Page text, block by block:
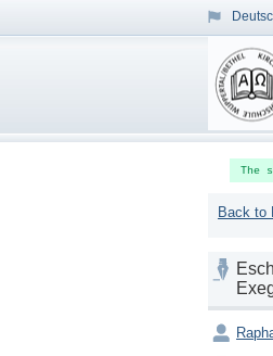
The
Back to